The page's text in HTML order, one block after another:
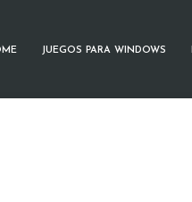
JUEGOS PARA WINDOWS